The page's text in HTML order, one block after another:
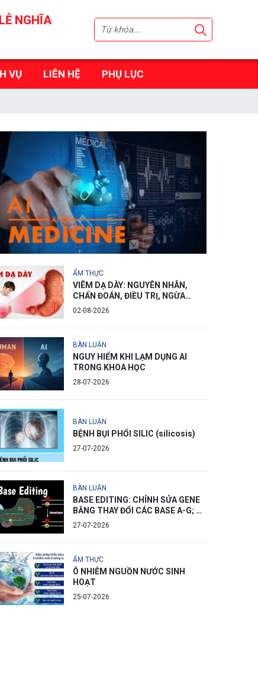
NGHĨA
VỤ LIÊN HỆ PHỤ LỤC
ẨM THỰC
VIÊM DẠ DÀY: NGUYÊN NHÂN,
CHẨN ĐOÁN, ĐIỀU TRỊ, NGỪA
PHÒNG
02-08-2026
BÀN LUẬN
NGUY HIỂM KHI LẠM DỤNG AI
TRONG KHOA HỌC
28-07-2026
BÀN LUẬN
BỆNH BỤI PHỔI SILIC (silicosis)
27-07-2026
BÀN LUẬN
BASE EDITING: CHỈNH SỬA GENE
BẰNG THAY ĐỔI CÁC BASE A-G; C-
T
27-07-2026
ẨM THỰC
Ô NHIỄM NGUỒN NƯỚC SINH
HOẠT
25-07-2026